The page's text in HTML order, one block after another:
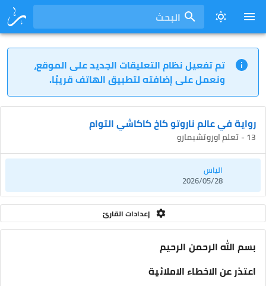
البحث
تم تفعيل نظام التعليقات الجديد على الموقع،
ونعمل على إضافته لتطبيق الهاتف قريبًا.
رواية في عالم ناروتو كاخ كاكاشي التوام
13 - تعلم اوروتشيمارو
الياس
2026/05/28
إعدادات القارئ
بسم الله الرحمن الرحيم
اعتذر عن الاخطاء الاملائية